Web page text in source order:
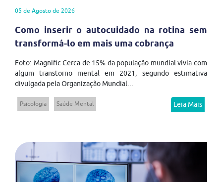
05 de Agosto de 2026
Como inserir o autocuidado na rotina sem
transformá-lo em mais uma cobrança
Foto: Magnific Cerca de 15% da população mundial vivia com
algum transtorno mental em 2021, segundo estimativa
divulgada pela Organização Mundial...
Psicologia Saúde Mental Leia Mais